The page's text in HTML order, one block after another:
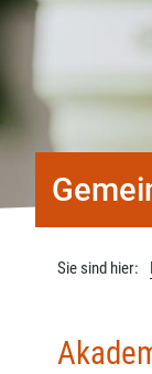
Sie sind hier: